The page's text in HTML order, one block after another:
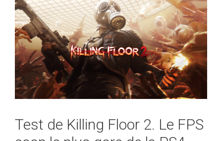
Test de Killing Floor 2. Le FPS